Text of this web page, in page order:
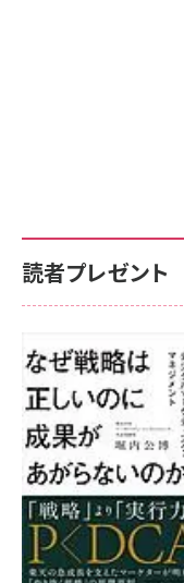
読者プレゼント
成果を
があがら
マーケテ
8月7日